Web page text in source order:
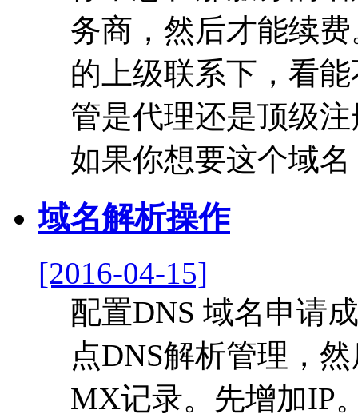
务商，然后才能续
的上级联系下，看
管是代理还是顶级
如果你想要这个域
域名解析操作
[2016-04-15]
配置DNS 域名申请
点DNS解析管理，
MX记录。先增加IP